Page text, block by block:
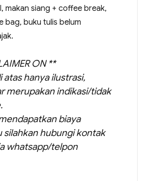
makan siang + coffee break,
bag, buku tulis belum
ON **
atas hanya ilustrasi,
merupakan indikasi/tidak
biaya
silahkan hubungi kontak
whatsapp/telpon